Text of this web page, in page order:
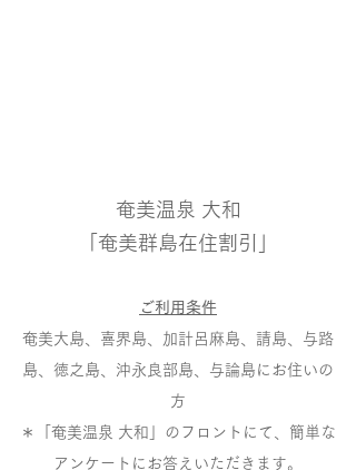
奄美温泉 大和
「奄美群島在住割引」
ご利用条件
奄美大島、喜界島、加計呂麻島、請島、与路
島、徳之島、沖永良部島、与論島にお住いの
方
＊「奄美温泉 大和」のフロントにて、簡単な
アンケートにお答えいただきます。